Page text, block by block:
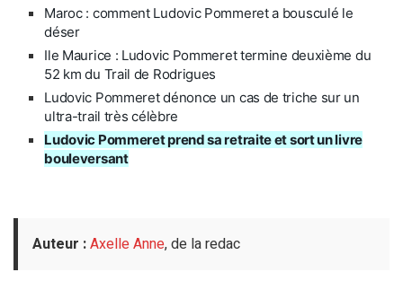
Maroc : comment Ludovic Pommeret a bousculé le
déser
Ile Maurice : Ludovic Pommeret termine deuxième du
52 km du Trail de Rodrigues
Ludovic Pommeret dénonce un cas de triche sur un
ultra-trail très célèbre
Ludovic Pommeret prend sa retraite et sort un livre
bouleversant
Auteur :Axelle Anne, de la redac